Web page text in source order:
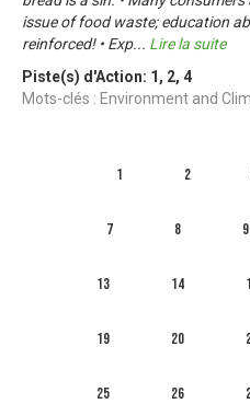
issue of food waste; education
reinforced! • Exp... Lire la suite
Piste(s) d'Action: 1 , 2, 4
Mots-clés : Environment and
1 2
7 8 9
13 14
19 20
25 26